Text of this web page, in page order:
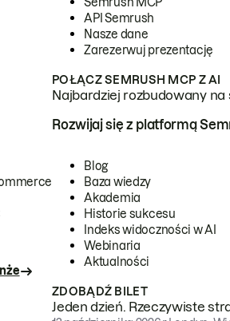
API Semrush
Nasze dane
Zarezerwuj prezentację
POŁĄCZ SEMRUSH MCP Z AI
Najbardziej rozbudowany
Rozwijaj się z platformą
Blog
Baza wiedzy
Akademia
Historie sukcesu
Indeks widoczności w AI
Webinaria
Aktualności
ZDOBĄDŹ BILET
Jeden dzień. Rzeczywiste